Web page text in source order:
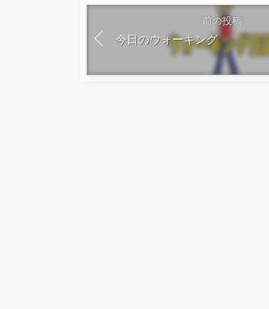
前の投稿
今日のウォーキング